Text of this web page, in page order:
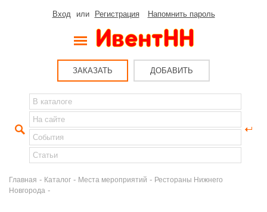
Вход или Регистрация Напомнить пароль
ЗАКАЗАТЬ ДОБАВИТЬ
Главная - Каталог - Места мероприятий - Рестораны Нижнего
Новгорода -